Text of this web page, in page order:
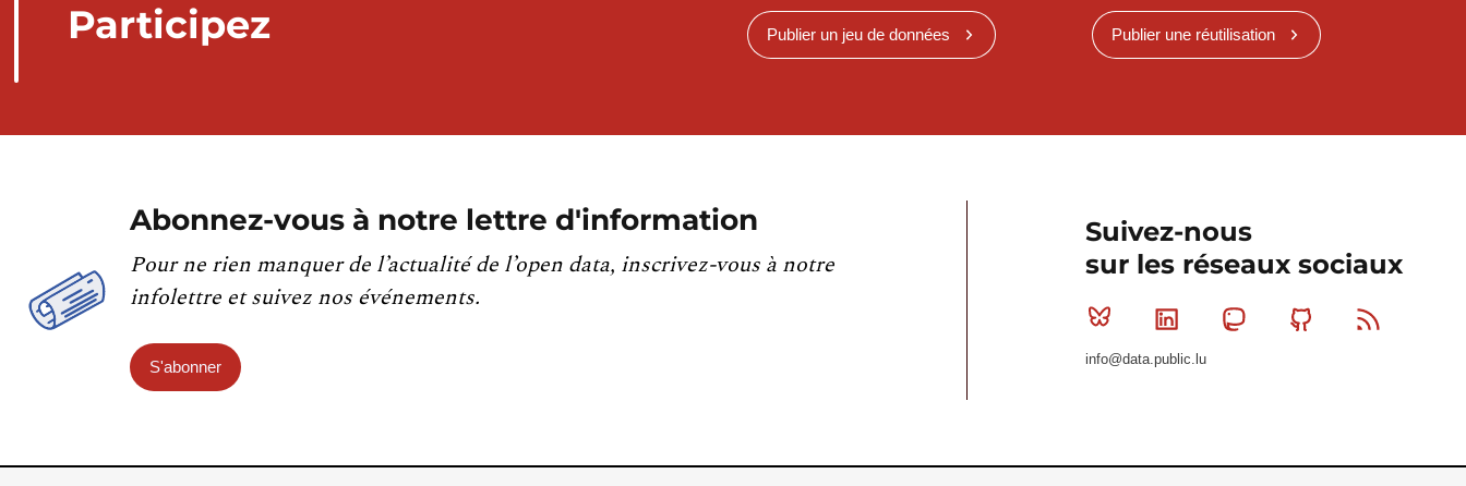
Participez Publier un jeu de données Publier une réutilisation
Abonnez-vous à notre lettre d'information
Pour ne rien manquer de l’actualité de l’open data, inscrivez-vous à notre
infolettre et suivez nos événements.
S'abonner
Suivez-nous
sur les réseaux sociaux
Bluesky Linkedin MastodonGithub
info@data.public.lu